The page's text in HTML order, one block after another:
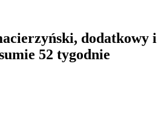
dodatkowy i
52 tygodnie